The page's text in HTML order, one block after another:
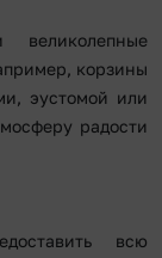
корзины
эустомой или
радости
всю